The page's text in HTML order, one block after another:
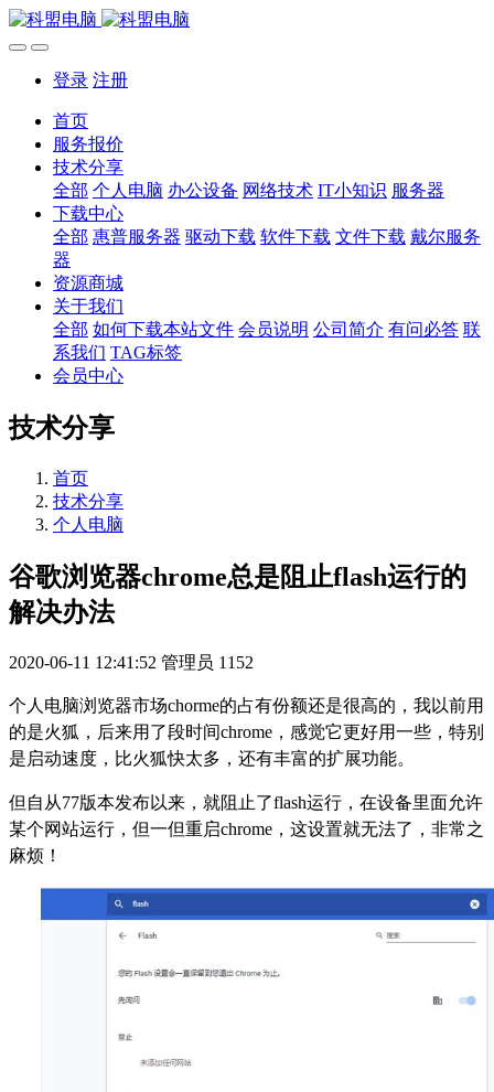
登录 注册
首页
服务报价
技术分享
全部 个人电脑 办公设备 网络技术 IT小知识 服务器
下载中心
全部 惠普服务器 驱动下载 软件下载 文件下载 戴尔服务
器
资源商城
关于我们
全部 如何下载本站文件 会员说明 公司简介 有问必答 联
系我们 TAG标签
会员中心
技术分享
首页
技术分享
个人电脑
谷歌浏览器chrome总是阻止flash运行的
解决办法
2020-06-11 12:41:52 管理员 1152
个人电脑浏览器市场chorme的占有份额还是很高的，我以前用
的是火狐，后来用了段时间chrome，感觉它更好用一些，特别
是启动速度，比火狐快太多，还有丰富的扩展功能。
但自从77版本发布以来，就阻止了flash运行，在设备里面允许
某个网站运行，但一但重启chrome，这设置就无法了，非常之
麻烦！